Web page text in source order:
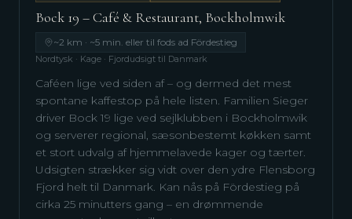
Bock 19 – Café & Restaurant, Bockholmwik
~2 km · ~5 min. eller til fods ad Fördestieg
Nordtysk · Kage · Fjordudsigt til Danmark
Caféen lige ved siden af – og dermed det mest
spontane kaffestop på hele listen. Familien Sieger
driver Bock 19 lige ved sejlklubben i Bockholmwik
og serverer regional, sæsonbestemt køkken samt
et stort udvalg af hjemmelavede kager og tærter.
Udsigten strækker sig vidt over den ydre Flensborg
Fjord helt til Danmark. Kan nås på Fördestieg på
cirka 25 minutters gang – en drømmende